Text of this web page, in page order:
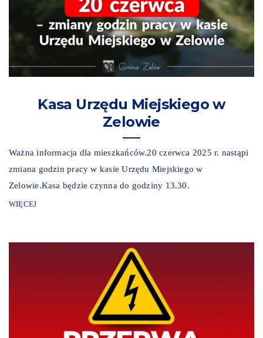
Kasa Urzędu Miejskiego w
Zelowie
Ważna informacja dla mieszkańców.20 czerwca 2025 r. nastąpi
zmiana godzin pracy w kasie Urzędu Miejskiego w
Zelowie.Kasa będzie czynna do godziny 13.30.
WIĘCEJ